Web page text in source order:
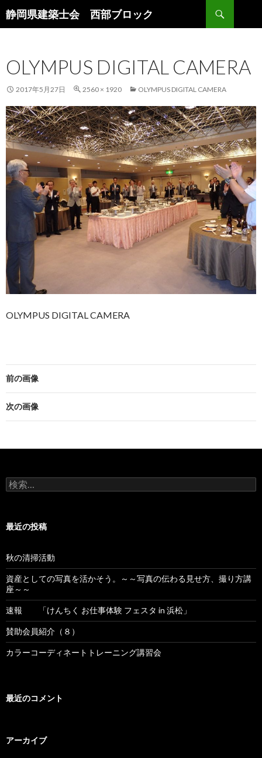
静岡県建築士会 西部ブロック
検
索
ン
ツ
へ
キ
ッ
プ
OLYMPUS DIGITAL CAMERA
2017年5月27日 2560 × 1920 OLYMPUS DIGITAL CAMERA
OLYMPUS DIGITAL CAMERA
前の画像
次の画像
検
索
最近の投稿
秋の清掃活動
資産としての写真を活かそう。～～写真の伝わる見せ方、撮り方講
座～～
速報 「けんちく お仕事体験 フェスタ in 浜松」
賛助会員紹介（８）
カラーコーディネートトレーニング講習会
最近のコメント
アーカイブ